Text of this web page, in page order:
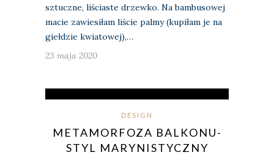
sztuczne, liściaste drzewko. Na bambusowej
macie zawiesiłam liście palmy (kupiłam je na
giełdzie kwiatowej),…
23 maja 2020
DESIGN
METAMORFOZA BALKONU-
STYL MARYNISTYCZNY